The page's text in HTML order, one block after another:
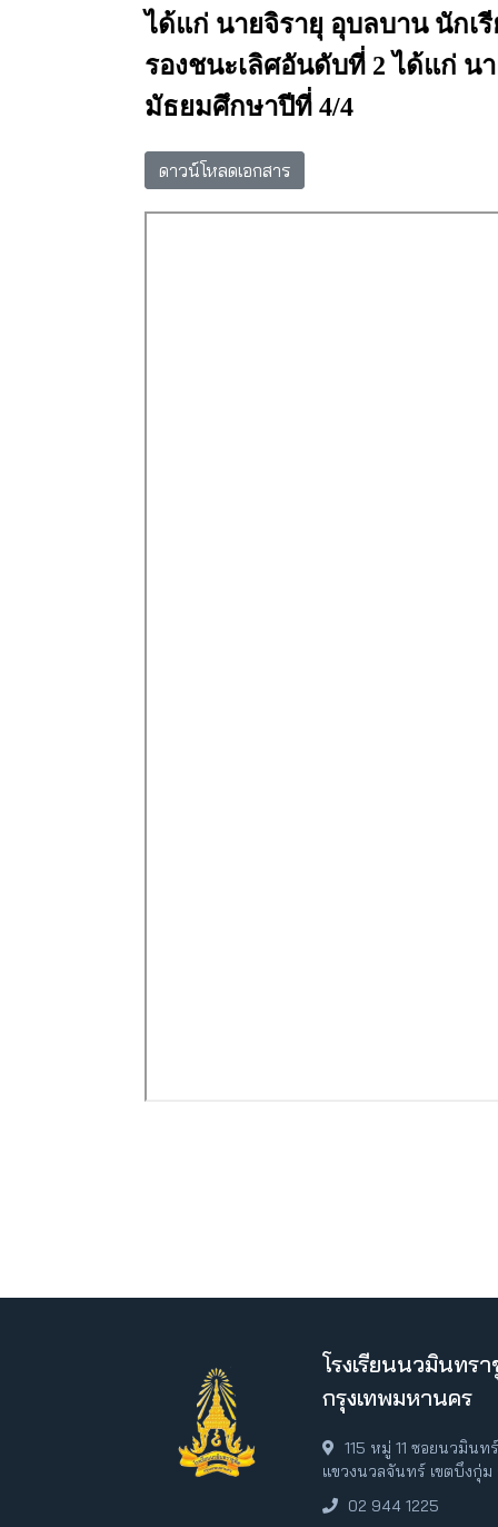
ได้แก่ นายจิรายุ อุบลบาน นักเ
รองชนะเลิศอันดับที่ 2 ได้แก่ น
มัธยมศึกษาปีที่ 4/4
ดาวน์โหลดเอกสาร
โรงเรียนนวมินทร
กรุงเทพมหานคร
115 หมู่ 11 ซอยนวมิน
แขวงนวลจันทร์ เขตบึงกุ่
02 944 1225